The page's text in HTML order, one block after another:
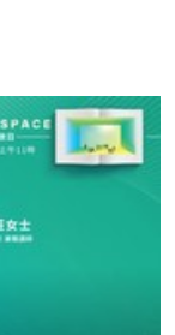
他資料，報名
取。填妥申請
需證明文件親